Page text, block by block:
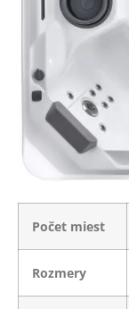
Počet miest
Rozmery